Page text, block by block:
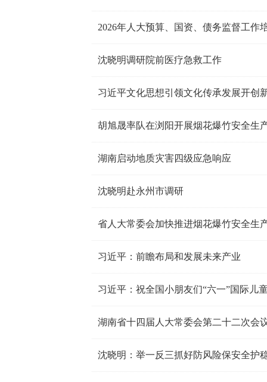
2026年人大预算、国资、债务监督工作
沈晓明调研院前医疗急救工作
习近平文化思想引领文化传承发展开创
胡旭晟率队在浏阳开展烟花爆竹安全生
湖南启动地质灾害四级应急响应
沈晓明赴永州市调研
省人大常委会加快推进烟花爆竹安全生
习近平：前瞻布局和发展未来产业
习近平：祝全国小朋友们“六一”国际儿
湖南省十四届人大常委会第二十二次会